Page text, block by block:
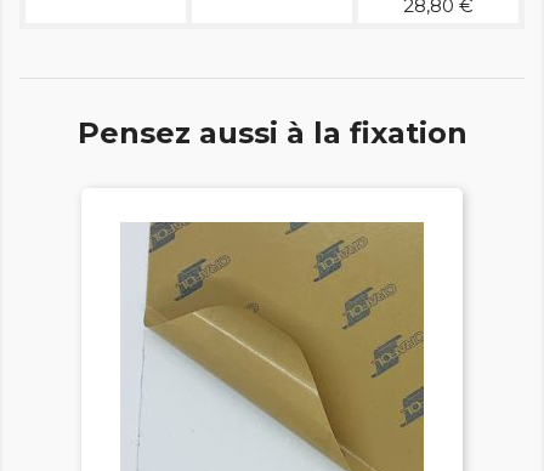
28,80 €
Pensez aussi à la fixation
